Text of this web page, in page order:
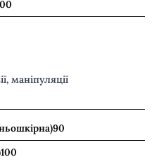
маніпуляції
90
100